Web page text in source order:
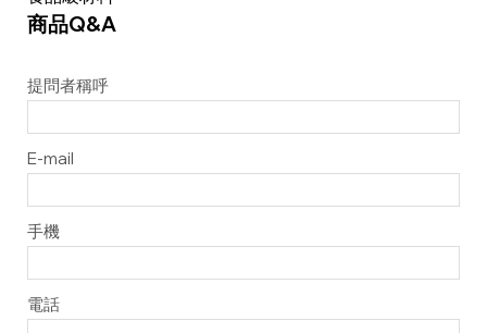
商品Q&A
提問者稱呼
E-mail
手機
電話